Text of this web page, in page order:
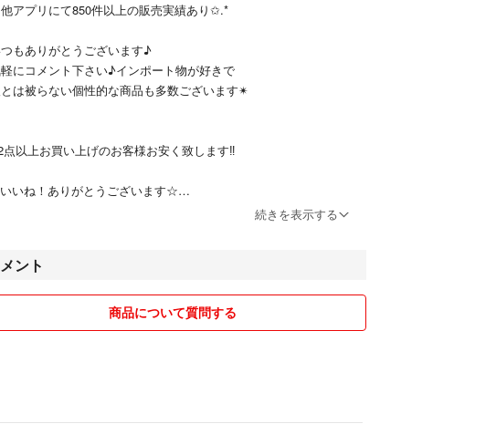
アプリにて850件以上の販売実績あり✩.*
もありがとうございます♪
にコメント下さい♪インポート物が好きで
は被らない個性的な商品も多数ございます✴︎
点以上お買い上げのお客様お安く致します‼️
いね！ありがとうございます☆
品に興味を持って頂き嬉しいですが売り切れた商品は削除している
で是非フォローを♡ຼ☺︎
お値引き交渉時お値段高い方に
り致します。
続きを表示する
ント
商品について質問する